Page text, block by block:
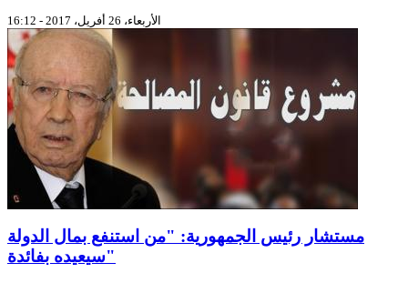
الأربعاء، 26 أفريل، 2017 - 16:12
مستشار رئيس الجمهورية: "من استنفع بمال الدولة
سيعيده بفائدة"